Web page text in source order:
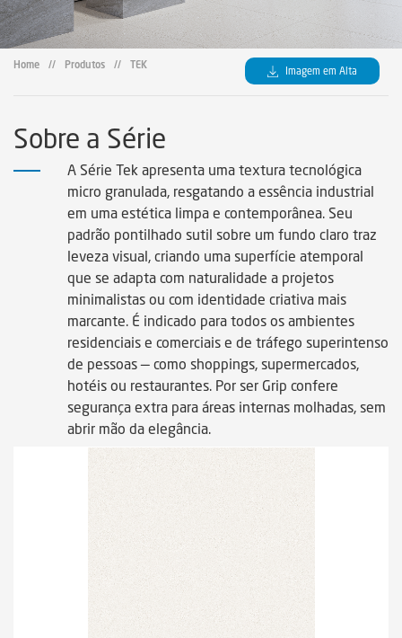
Certificados
Certificados
Legendas Técnicas
Sustainability
Sustentabilidad
Sustentabilidade
Home // Produtos // TEK Imagem em Alta
Sobre a Série
A Série Tek apresenta uma textura tecnológica
micro granulada, resgatando a essência industrial
em uma estética limpa e contemporânea. Seu
padrão pontilhado sutil sobre um fundo claro traz
leveza visual, criando uma superfície atemporal
que se adapta com naturalidade a projetos
minimalistas ou com identidade criativa mais
marcante. É indicado para todos os ambientes
residenciais e comerciais e de tráfego superintenso
de pessoas — como shoppings, supermercados,
hotéis ou restaurantes. Por ser Grip confere
segurança extra para áreas internas molhadas, sem
abrir mão da elegância.